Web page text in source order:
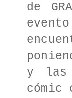
de
y las